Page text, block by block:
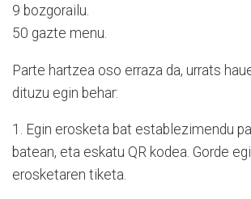
9 bozgorailu.
50 gazte menu.
Parte hartzea oso erraza da, urrats
dituzu egin behar:
1. Egin erosketa bat establezimendu
batean, eta eskatu QR kodea. Gorde
erosketaren tiketa.